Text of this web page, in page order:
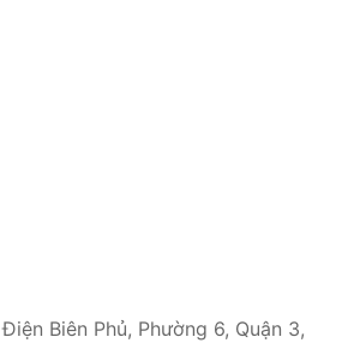
Điện Biên Phủ, Phường 6, Quận 3,